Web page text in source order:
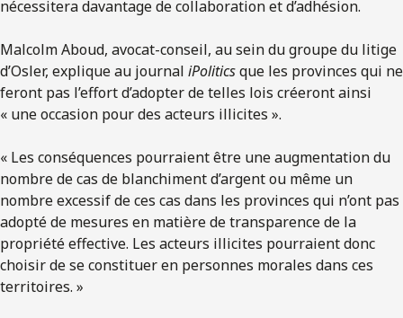
nécessitera davantage de collaboration et d’adhésion.
Malcolm Aboud, avocat-conseil, au sein du groupe du litige
d’Osler, explique au journal iPoliticsque les provinces qui ne
feront pas l’effort d’adopter de telles lois créeront ainsi
« une occasion pour des acteurs illicites ».
« Les conséquences pourraient être une augmentation du
nombre de cas de blanchiment d’argent ou même un
nombre excessif de ces cas dans les provinces qui n’ont pas
adopté de mesures en matière de transparence de la
propriété effective. Les acteurs illicites pourraient donc
choisir de se constituer en personnes morales dans ces
territoires. »